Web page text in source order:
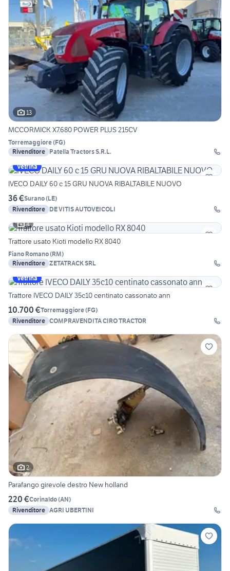
13
MCCORMICK X7.680 POWER PLUS 215CV
Torremaggiore(FG)
Rivenditore Patella Tractors S.R.L.
Vetrina
IVECO DAILY 60 c 15 GRU NUOVA RIBALTABILE NUOVO
36 €Surano(LE)
Rivenditore DE VITIS AUTOVEICOLI
4
Trattore usato Kioti modello RX 8040
Fiano Romano(RM)
Rivenditore ZETATRACK SRL
Vetrina
Trattore IVECO DAILY 35c10 centinato cassonato ann
10.700 €Torremaggiore(FG)
Rivenditore COMPRAVENDITA CIRO TRACTOR
2
Parafango girevole destro New holland
220 €Corinaldo(AN)
Rivenditore AGRI UBERTINI